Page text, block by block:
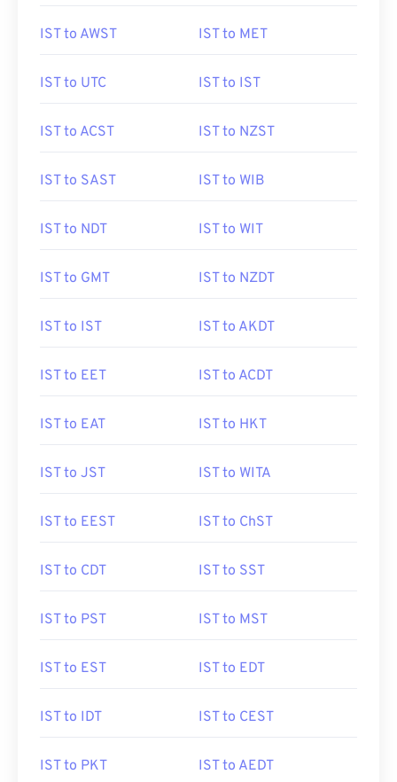
IST to AWST IST to MET
IST to UTC IST to IST
IST to ACST IST to NZST
IST to SAST IST to WIB
IST to NDT IST to WIT
IST to GMT IST to NZDT
IST to IST IST to AKDT
IST to EET IST to ACDT
IST to EAT IST to HKT
IST to JST IST to WITA
IST to EEST IST to ChST
IST to CDT IST to SST
IST to PST IST to MST
IST to EST IST to EDT
IST to IDT IST to CEST
IST to PKT IST to AEDT